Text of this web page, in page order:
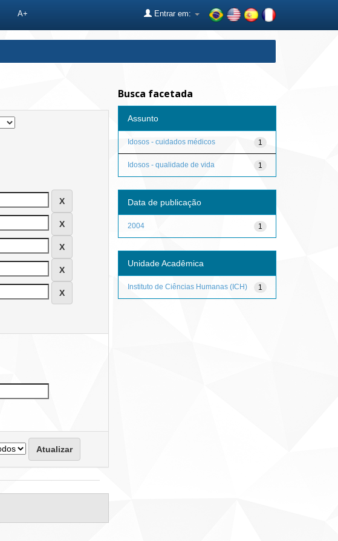
A+ Entrar em:
Busca facetada
Assunto
1
Idosos - cuidados médicos
1
Idosos - qualidade de vida
Data de publicação
1
2004
Unidade Acadêmica
1
Instituto de Ciências Humanas (ICH)